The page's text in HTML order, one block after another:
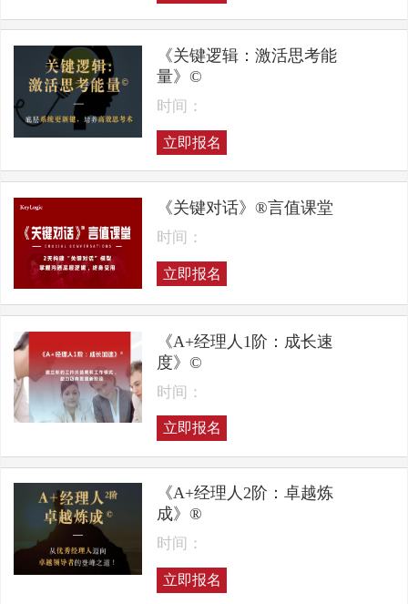
《关键逻辑：激活思考能
量》©
时间：
立即报名
《关键对话》®言值课堂
时间：
立即报名
《A+经理人1阶：成长速
度》©
时间：
立即报名
《A+经理人2阶：卓越炼
成》®
时间：
立即报名